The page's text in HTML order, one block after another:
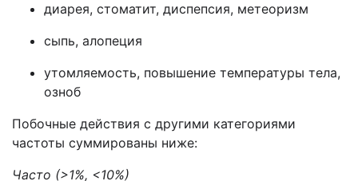
диарея, стоматит, диспепсия, метеоризм
сыпь, алопеция
утомляемость, повышение температуры тела,
озноб
Побочные действия с другими категориями
частоты суммированы ниже:
Часто (>1%, <10%)